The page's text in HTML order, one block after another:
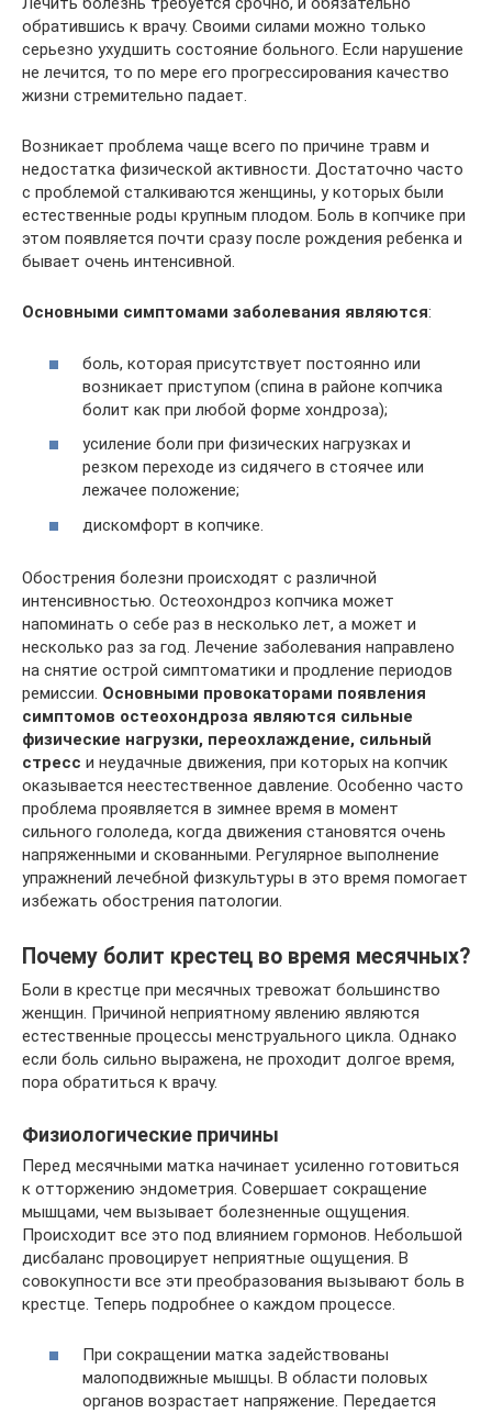
обратившись к врачу. Своими силами можно только
серьезно ухудшить состояние больного. Если нарушение
не лечится, то по мере его прогрессирования качество
жизни стремительно падает.
Возникает проблема чаще всего по причине травм и
недостатка физической активности. Достаточно часто
с проблемой сталкиваются женщины, у которых были
естественные роды крупным плодом. Боль в копчике при
этом появляется почти сразу после рождения ребенка и
бывает очень интенсивной.
Основными симптомами заболевания являются:
боль, которая присутствует постоянно или
возникает приступом (спина в районе копчика
болит как при любой форме хондроза);
усиление боли при физических нагрузках и
резком переходе из сидячего в стоячее или
лежачее положение;
дискомфорт в копчике.
Обострения болезни происходят с различной
интенсивностью. Остеохондроз копчика может
напоминать о себе раз в несколько лет, а может и
несколько раз за год. Лечение заболевания направлено
на снятие острой симптоматики и продление периодов
ремиссии. Основными провокаторами появления
симптомов остеохондроза являются сильные
физические нагрузки, переохлаждение, сильный
стресс и неудачные движения, при которых на копчик
оказывается неестественное давление. Особенно часто
проблема проявляется в зимнее время в момент
сильного гололеда, когда движения становятся очень
напряженными и скованными. Регулярное выполнение
упражнений лечебной физкультуры в это время помогает
избежать обострения патологии.
Почему болит крестец во время месячных?
Боли в крестце при месячных тревожат большинство
женщин. Причиной неприятному явлению являются
естественные процессы менструального цикла. Однако
если боль сильно выражена, не проходит долгое время,
пора обратиться к врачу.
Физиологические причины
Перед месячными матка начинает усиленно готовиться
к отторжению эндометрия. Совершает сокращение
мышцами, чем вызывает болезненные ощущения.
Происходит все это под влиянием гормонов. Небольшой
дисбаланс провоцирует неприятные ощущения. В
совокупности все эти преобразования вызывают боль в
крестце. Теперь подробнее о каждом процессе.
При сокращении матка задействованы
малоподвижные мышцы. В области половых
органов возрастает напряжение. Передается